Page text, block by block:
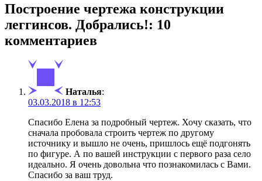
Построение чертежа конструкции
леггинсов. Добрались!: 10
комментариев
Наталья:
03.03.2018 в 12:53
Спасибо Елена за подробный чертеж. Хочу сказать, что
сначала пробовала строить чертеж по другому
источнику и вышло не очень, пришлось ещё подгонять
по фигуре. А по вашей инструкции с первого раза село
идеально. Я очень довольна что познакомилась с Вами.
Спасибо за ваш труд.